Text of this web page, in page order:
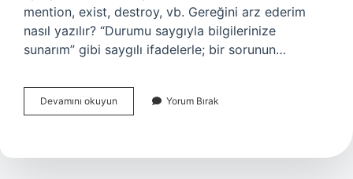
mention, exist, destroy, vb. Gereğini arz ederim
nasıl yazılır? “Durumu saygıyla bilgilerinize
sunarım” gibi saygılı ifadelerle; bir sorunun…
Devamını okuyun
Etmek
Yorum Bırak